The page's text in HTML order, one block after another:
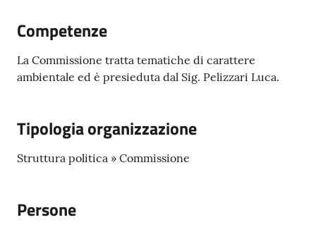
e
D
e
d
o
e
i
Competenze
La Commissione tratta tematiche di carattere
ambientale ed è presieduta dal Sig. Pelizzari Luca.
Tipologia organizzazione
Struttura politica » Commissione
Persone